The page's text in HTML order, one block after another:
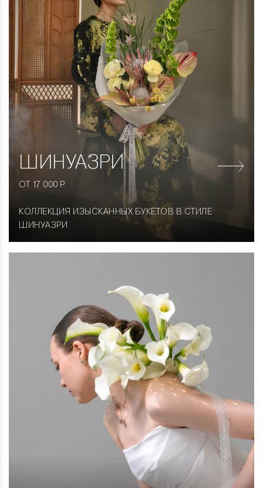
ШИНУАЗРИ
ОТ 17 000 Р.
КОЛЛЕКЦИЯ ИЗЫСКАННЫХ БУКЕТОВ В СТИЛЕ
ШИНУАЗРИ